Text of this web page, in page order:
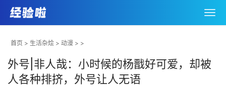
首页 > 生活杂烩 > 动漫 > >
外号|非人哉：小时候的杨戬好可爱，却被
人各种排挤，外号让人无语